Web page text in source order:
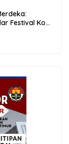
Festival Kopi